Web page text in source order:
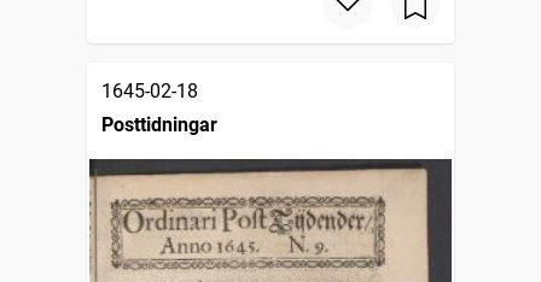
1645-02-18
Posttidningar